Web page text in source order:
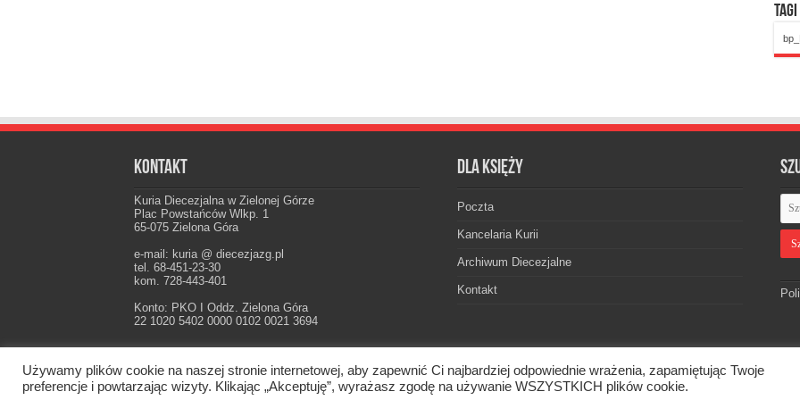
Tagi
Kontakt
Kuria Diecezjalna w Zielonej Górze
Plac Powstańców Wlkp. 1
65-075 Zielona Góra
e-mail: kuria @ diecezjazg.pl
tel. 68-451-23-30
kom. 728-443-401
Konto: PKO I Oddz. Zielona Góra
22 1020 5402 0000 0102 0021 3694
Dla księży
Poczta
Kancelaria Kurii
Archiwum Diecezjalne
Kontakt
Oficjalna strona Diecezji Zielonogórsko-Gorzowskiej. © 2026. Wszelkie prawa zastrzeżone.
Używamy plików cookie na naszej stronie internetowej, aby zapewnić Ci najbardziej odpowiednie wrażenia, zapamiętując Twoje
preferencje i powtarzając wizyty. Klikając „Akceptuję”, wyrażasz zgodę na używanie WSZYSTKICH plików cookie.